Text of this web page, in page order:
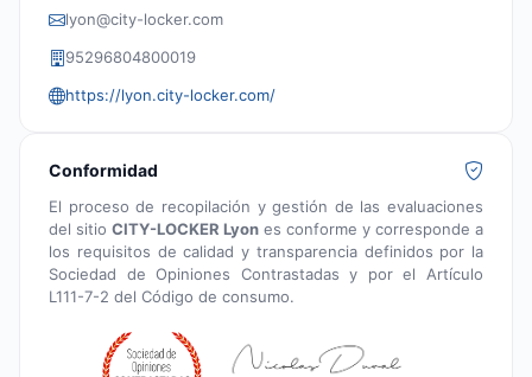
lyon@city-locker.com
95296804800019
https://lyon.city-locker.com/
Conformidad
El proceso de recopilación y gestión de las evaluaciones
del sitio CITY-LOCKER Lyon es conforme y corresponde a
los requisitos de calidad y transparencia definidos por la
Sociedad de Opiniones Contrastadas y por el Artículo
L111-7-2 del Código de consumo.